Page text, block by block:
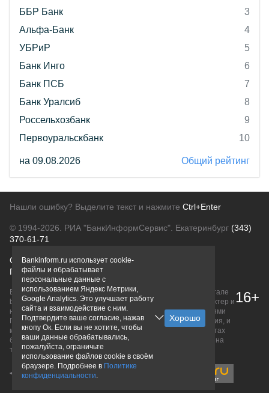
ББР Банк
3
Альфа-Банк
4
УБРиР
5
Банк Инго
6
Банк ПСБ
7
Банк Уралсиб
8
Россельхозбанк
9
Первоуральскбанк
10
на 09.08.2026 Общий рейтинг
Нашли ошибку? Выделите текст и нажмите Ctrl+Enter
© 1994-2026. РИА "БанкИнформСервис". Екатеринбург (343)
370-61-71
О проектеПолитика конфиденциальности
Правовая информацияДля рекламодателей
Вся информация о продуктах банков, размещенная на портале
bankinform.ru, носит исключительно ознакомительный характер и
не является публичной офертой, определяемой положениями
ГК РФ. Информация не содержит точного и полного описания, и
может быть изменена. Конечные условия уточняйте на сайтах
банков или при личном обращении. Исключительное право на
товарные знаки принадлежит их правообладателям.
16+
Bankinform.ru использует cookie-
файлы и обрабатывает
персональные данные с
использованием Яндекс Метрики,
Google Analytics. Это улучшает работу
сайта и взаимодействие с ним.
Подтвердите ваше согласие, нажав
кнопу Ок. Если вы не хотите, чтобы
ваши данные обрабатывались,
пожалуйста, ограничьте
использование файлов cookie в своём
браузере. Подробнее в Политике
конфиденциальности.